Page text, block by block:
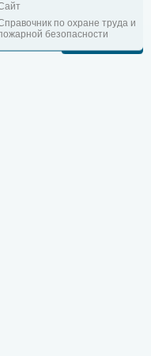
по охране труда и
безопасности